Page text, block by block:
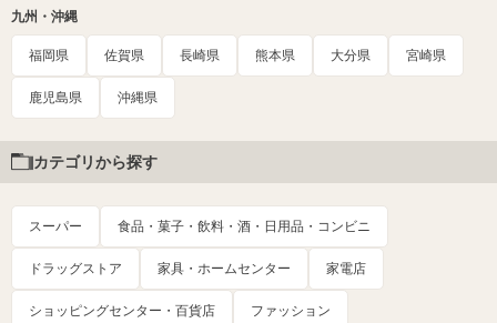
九州・沖縄
福岡県 佐賀県 長崎県 熊本県 大分県 宮崎県
鹿児島県 沖縄県
カテゴリから探す
スーパー 食品・菓子・飲料・酒・日用品・コンビニ
ドラッグストア 家具・ホームセンター 家電店
ショッピングセンター・百貨店 ファッション